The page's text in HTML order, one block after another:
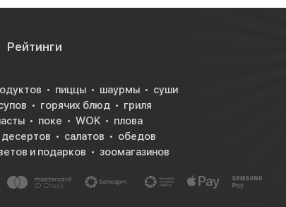
Рейтинги
пиццы шаурмы
суши
горячих блюд
гриля
поке WOK
плова
десертов салатов
обедов
и подарков зоомагазинов